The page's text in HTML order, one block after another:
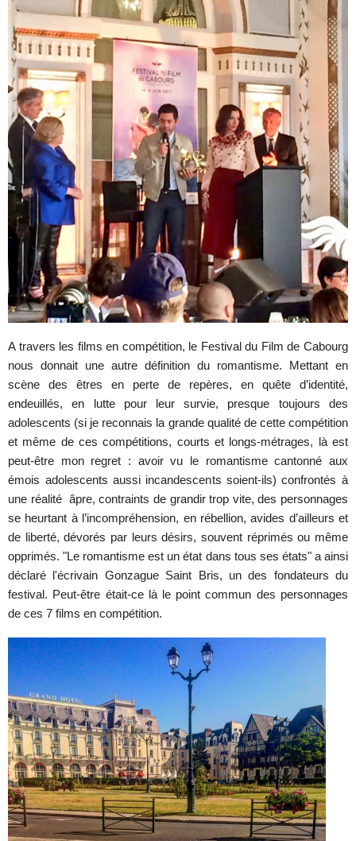
A travers les films en compétition, le Festival du Film de Cabourg
nous donnait une autre définition du romantisme. Mettant en
scène des êtres en perte de repères, en quête d’identité,
endeuillés, en lutte pour leur survie, presque toujours des
adolescents (si je reconnais la grande qualité de cette compétition
et même de ces compétitions, courts et longs-métrages, là est
peut-être mon regret : avoir vu le romantisme cantonné aux
émois adolescents aussi incandescents soient-ils) confrontés à
une réalité âpre, contraints de grandir trop vite, des personnages
se heurtant à l’incompréhension, en rébellion, avides d’ailleurs et
de liberté, dévorés par leurs désirs, souvent réprimés ou même
opprimés. "Le romantisme est un état dans tous ses états" a ainsi
déclaré l'écrivain Gonzague Saint Bris, un des fondateurs du
festival. Peut-être était-ce là le point commun des personnages
de ces 7 films en compétition.